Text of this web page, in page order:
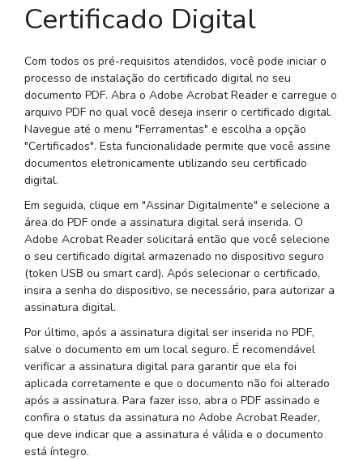
Certificado Digital
Com todos os pré-requisitos atendidos, você pode iniciar o
processo de instalação do certificado digital no seu
documento PDF. Abra o Adobe Acrobat Reader e carregue o
arquivo PDF no qual você deseja inserir o certificado digital.
Navegue até o menu "Ferramentas" e escolha a opção
"Certificados". Esta funcionalidade permite que você assine
documentos eletronicamente utilizando seu certificado
digital.
Em seguida, clique em "Assinar Digitalmente" e selecione a
área do PDF onde a assinatura digital será inserida. O
Adobe Acrobat Reader solicitará então que você selecione
o seu certificado digital armazenado no dispositivo seguro
(token USB ou smart card). Após selecionar o certificado,
insira a senha do dispositivo, se necessário, para autorizar a
assinatura digital.
Por último, após a assinatura digital ser inserida no PDF,
salve o documento em um local seguro. É recomendável
verificar a assinatura digital para garantir que ela foi
aplicada corretamente e que o documento não foi alterado
após a assinatura. Para fazer isso, abra o PDF assinado e
confira o status da assinatura no Adobe Acrobat Reader,
que deve indicar que a assinatura é válida e o documento
está íntegro.